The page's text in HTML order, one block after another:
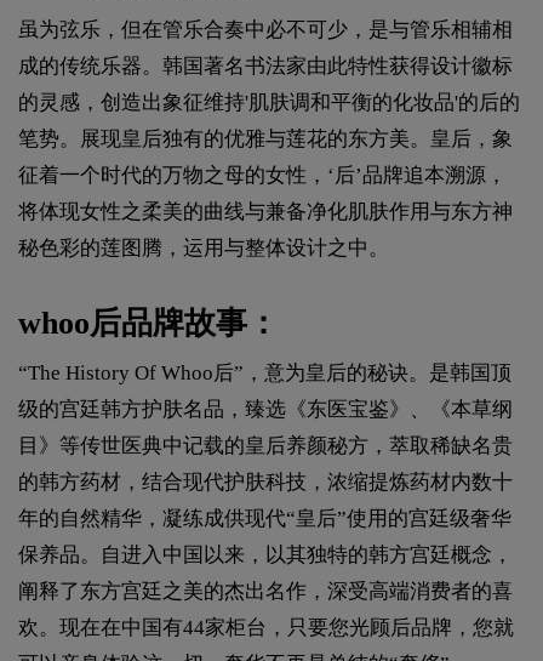
虽为弦乐，但在管乐合奏中必不可少，是与管乐相辅相
成的传统乐器。韩国著名书法家由此特性获得设计徽标
的灵感，创造出象征维持'肌肤调和平衡的化妆品'的后的
笔势。展现皇后独有的优雅与莲花的东方美。皇后，象
征着一个时代的万物之母的女性，‘后’品牌追本溯源，
将体现女性之柔美的曲线与兼备净化肌肤作用与东方神
秘色彩的莲图腾，运用与整体设计之中。
whoo后品牌故事：
“The History Of Whoo后”，意为皇后的秘诀。是韩国顶
级的宫廷韩方护肤名品，臻选《东医宝鉴》、《本草纲
目》等传世医典中记载的皇后养颜秘方，萃取稀缺名贵
的韩方药材，结合现代护肤科技，浓缩提炼药材内数十
年的自然精华，凝练成供现代“皇后”使用的宫廷级奢华
保养品。自进入中国以来，以其独特的韩方宫廷概念，
阐释了东方宫廷之美的杰出名作，深受高端消费者的喜
欢。现在在中国有44家柜台，只要您光顾后品牌，您就